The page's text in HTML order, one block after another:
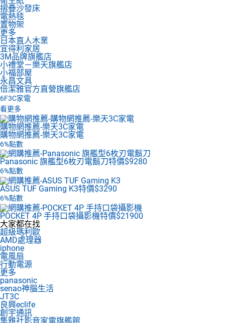
摺疊沙發床
電熱毯
置物架
更多
日本直人木業
宜得利家居
3M品牌旗艦店
小禮堂－樂天旗艦店
小福部屋
永昌文具
倍潔雅官方直營旗艦店
6F3C家電
看更多
購物網推薦-樂天3C家電
購物網推薦-樂天3C家電
6%點數
Panasonic 旗艦型6枚刃電鬍刀特價$9280
6%點數
ASUS TUF Gaming K3特價$3290
6%點數
POCKET 4P 手持口袋攝影機特價$21900
大家都在找
超級瑪利歐
AMD處理器
iphone
電風扇
行動電源
更多
panasonic
senao神腦生活
JT3C
良興eclife
創宇通訊
集雅社影音家電旗艦館